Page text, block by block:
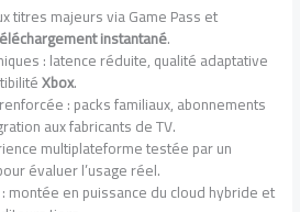
titres majeurs via Game Pass et
instantané.
: latence réduite, qualité adaptative
Xbox.
: packs familiaux, abonnements
aux fabricants de TV.
multiplateforme testée par un
évaluer l’usage réel.
montée en puissance du cloud hybride et